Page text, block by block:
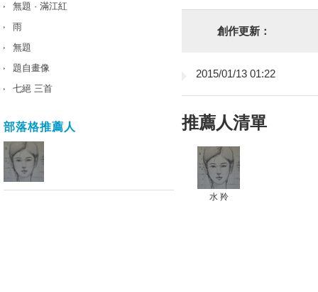
創作更新：
2015/01/13 01:22
推薦人清單
水 羚
無題 · 滿江紅
雨
無題
題自畫像
七絕 三首
部落格推薦人